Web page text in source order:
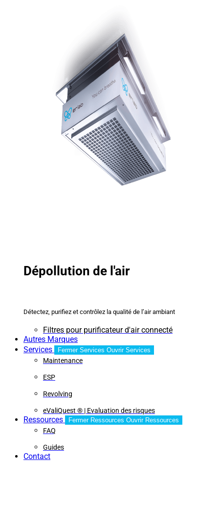
Dépollution de l'air
Détectez, purifiez et contrôlez la qualité de l’air ambiant
Filtres pour purificateur d'air connecté
Autres Marques
Services
Fermer Services Ouvrir Services
Maintenance
ESP
Revolving
eValiQuest ® | Evaluation des risques
Ressources Fermer Ressources Ouvrir Ressources
FAQ
Guides
Contact